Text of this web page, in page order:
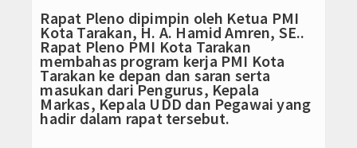
Rapat Pleno dipimpin oleh Ketua PMI
Kota Tarakan, H. A. Hamid Amren, SE..
Rapat Pleno PMI Kota Tarakan
membahas program kerja PMI Kota
Tarakan ke depan dan saran serta
masukan dari Pengurus, Kepala
Markas, Kepala UDD dan Pegawai yang
hadir dalam rapat tersebut.